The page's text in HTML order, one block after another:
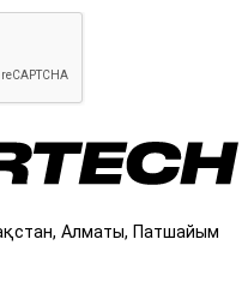
Алматы, Патшайым